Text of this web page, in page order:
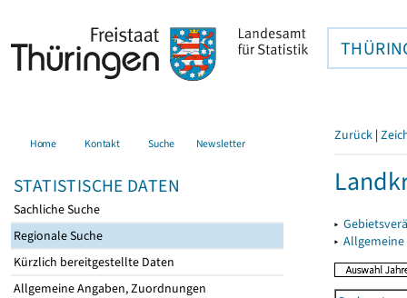
Home Kontakt Suche Newsletter
STATISTISCHE DATEN
Sachliche Suche
Regionale Suche
Kürzlich bereitgestellte Daten
Allgemeine Angaben, Zuordnungen
Zurück |
▸
▸